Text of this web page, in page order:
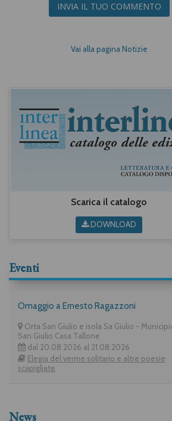
INVIA IL TUO COMMENTO
Vai alla pagina Notizie
Scarica il catalogo
DOWNLOAD
Eventi
Omaggio a Ernesto Ragazzoni
Orta San Giulio e isola Sa Giulio -
San Giulio Casa Tallone
dal 20.08.2026 al 21.08.2026
Elegia del verme solitario e altre poesie
scapigliate
News